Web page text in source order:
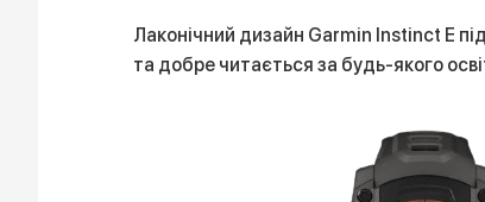
Лаконічний дизайн Garmin Instinct E
та добре читається за будь-якого